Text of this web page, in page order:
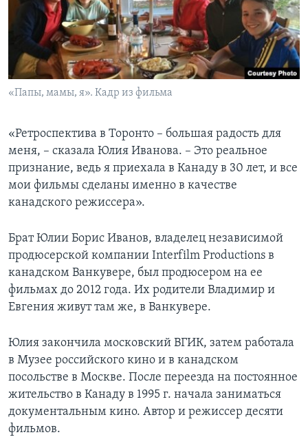
«Папы, мамы, я». Кадр из фильма
«Ретроспектива в Торонто – большая радость для
меня, – сказала Юлия Иванова. – Это реальное
признание, ведь я приехала в Канаду в 30 лет, и все
мои фильмы сделаны именно в качестве
канадского режиссера».
Брат Юлии Борис Иванов, владелец независимой
продюсерской компании Interfilm Productions в
канадском Ванкувере, был продюсером на ее
фильмах до 2012 года. Их родители Владимир и
Евгения живут там же, в Ванкувере.
Юлия закончила московский ВГИК, затем работала
в Музее российского кино и в канадском
посольстве в Москве. После переезда на постоянное
жительство в Канаду в 1995 г. начала заниматься
документальным кино. Автор и режиссер десяти
фильмов.